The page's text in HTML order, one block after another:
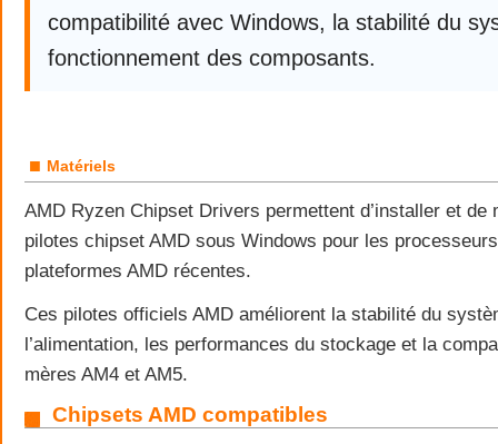
compatibilité avec Windows, la stabilité du
fonctionnement des composants.
■ Matériels
AMD Ryzen Chipset Drivers permettent d’installer et de
pilotes chipset AMD sous Windows pour les
plateformes AMD récentes.
Ces pilotes officiels AMD améliorent la stabilité du
l’alimentation, les performances du stockage et la
mères AM4 et AM5.
Chipsets AMD compatibles